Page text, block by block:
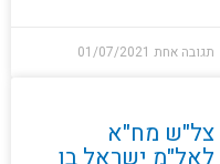
תגובה אחת 01/07/2021
צל"ש מח"א